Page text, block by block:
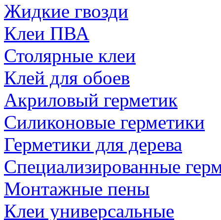
Жидкие гвозди
Клеи ПВА
Столярные клеи
Клей для обоев
Акриловый герметик
Силиконовые герметики
Герметики для дерева
Специализированные
Монтажные пены
Клеи универсальные